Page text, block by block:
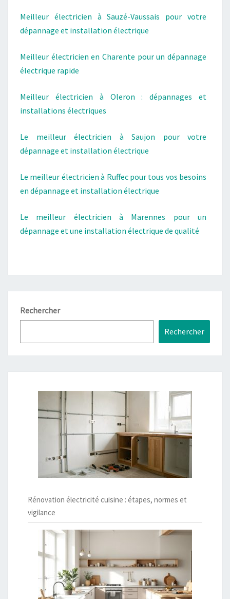
Meilleur électricien à Sauzé-Vaussais pour votre
dépannage et installation électrique
Meilleur électricien en Charente pour un dépannage
électrique rapide
Meilleur électricien à Oleron : dépannages et
installations électriques
Le meilleur électricien à Saujon pour votre
dépannage et installation électrique
Le meilleur électricien à Ruffec pour tous vos besoins
en dépannage et installation électrique
Le meilleur électricien à Marennes pour un
dépannage et une installation électrique de qualité
Rechercher
Rechercher
Rénovation électricité cuisine : étapes, normes et
vigilance